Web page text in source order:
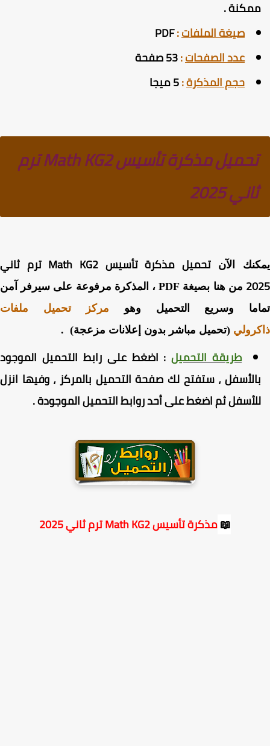
.
صيغة الملفات:
PDF
عدد الصفحات:53 صفحة
حجم المذكرة:5 ميجا
تحميل مذكرة تأسيس Math KG2 ترم
ثاني 2025
الآن
تحميل مذكرة تأسيس Math KG2 ترم ثاني
من هنا بصيغة PDF ، المذكرة مرفوعة على سيرفر آمن
وسريع التحميل وهو
مركز تحميل ملفات
(تحميل مباشر بدون إعلانات مزعجة) .
طريقة التحميل: اضغطعلى رابط التحميل الموجود
، ستفتح لك صفحة التحميل بالمركز ، وفيها انزل
ثم اضغط على أحد روابط التحميل الموجودة.
📖مذكرة تأسيس Math KG2 ترم ثاني 2025